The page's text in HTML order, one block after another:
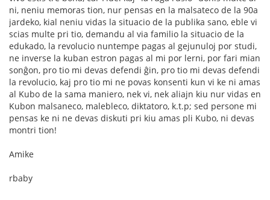
ni, neniu memoras tion, nur pensas en la malsateco de la 90a
jardeko, kial neniu vidas la situacio de la publika sano, eble vi
scias multe pri tio, demandu al via familio la situacio de la
edukado, la revolucio nuntempe pagas al gejunuloj por studi,
ne inverse la kuban estron pagas al mi por lerni, por fari mian
sonĝon, pro tio mi devas defendi ĝin, pro tio mi devas defendi
la revolucio, kaj pro tio mi ne povas konsenti kun vi ke ni amas
al Kubo de la sama maniero, nek vi, nek aliajn kiu nur vidas en
Kubon malsaneco, malebleco, diktatoro, k.t.p; sed persone mi
pensas ke ni ne devas diskuti pri kiu amas pli Kubo, ni devas
montri tion!
Amike
rbaby